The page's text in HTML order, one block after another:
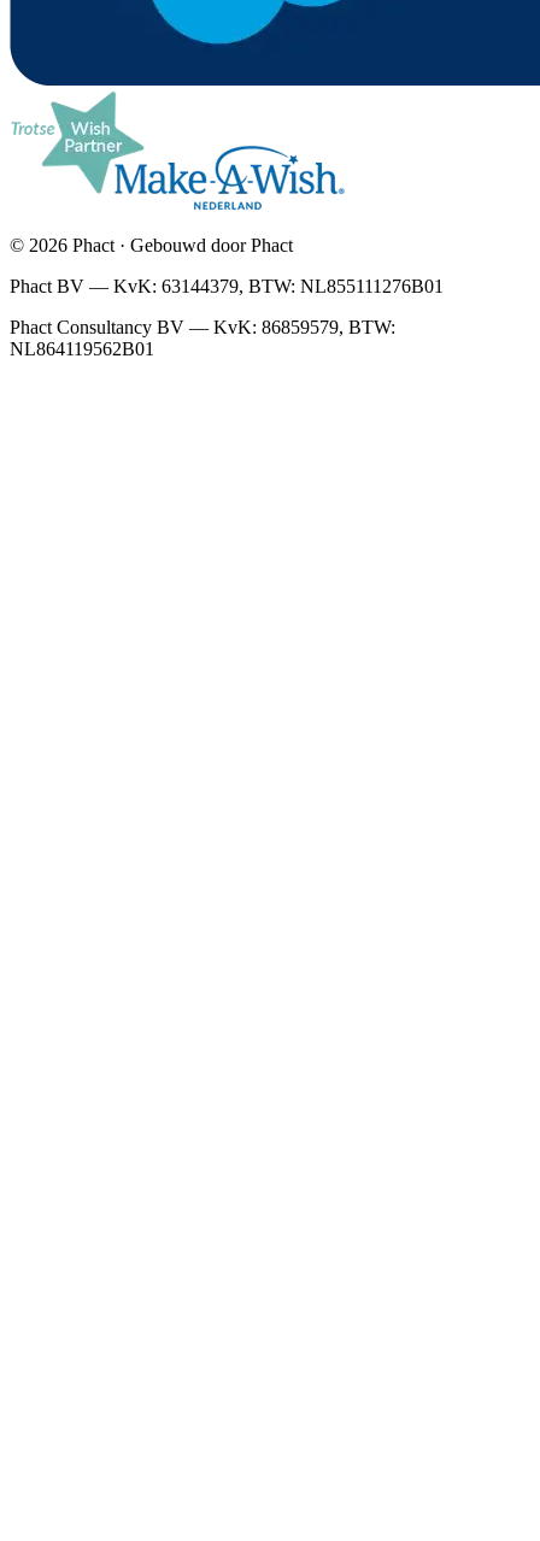
© 2026 Phact · Gebouwd door Phact
Phact BV — KvK: 63144379, BTW: NL855111276B01
Phact Consultancy BV — KvK: 86859579, BTW:
NL864119562B01